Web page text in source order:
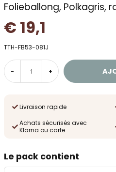
Folieballong, Polkagris,
€ 19,1
TTH-FB53-081J
- +
Livraison rapide
Achats sécurisés avec
Klarna ou carte
Le pack contient